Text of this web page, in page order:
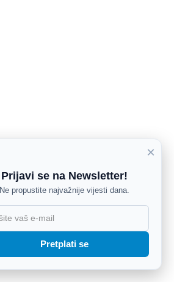
×
Prijavi se na Newsletter!
Ne propustite najvažnije vijesti dana.
Pretplati se